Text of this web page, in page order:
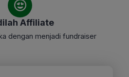
Affiliate
dengan menjadi fundraiser